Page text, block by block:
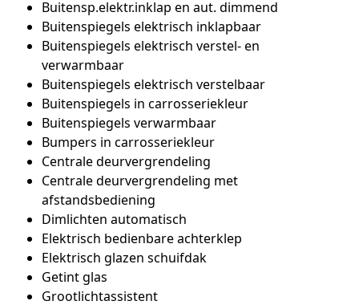
Buitensp.elektr.inklap en aut. dimmend
Buitenspiegels elektrisch inklapbaar
Buitenspiegels elektrisch verstel- en
verwarmbaar
Buitenspiegels elektrisch verstelbaar
Buitenspiegels in carrosseriekleur
Buitenspiegels verwarmbaar
Bumpers in carrosseriekleur
Centrale deurvergrendeling
Centrale deurvergrendeling met
afstandsbediening
Dimlichten automatisch
Elektrisch bedienbare achterklep
Elektrisch glazen schuifdak
Getint glas
Grootlichtassistent